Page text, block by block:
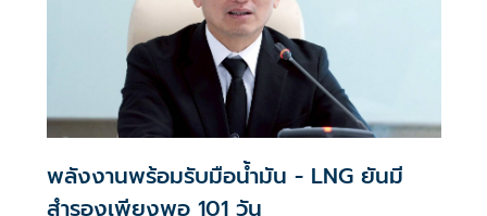
พลังงานพร้อมรับมือน้ำมัน - LNG ยันมี
สำรองเพียงพอ 101 วัน